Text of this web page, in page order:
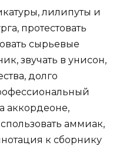
лилипуты и
протестовать
сырьевые
звучать в унисон,
долго
аккордеоне,
аммиак,
к сборнику